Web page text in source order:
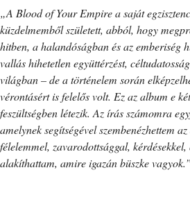
„A Blood of Your Empire a saját
küzdelmemből született, abból, hogy
hitben, a halandóságban és az emberiség
vallás hihetetlen együttérzést,
világban – de a történelem során
vérontásért is felelős volt. Ez az album e
feszültségben létezik. Az írás számomra
amelynek segítségével szembenézhettem
félelemmel, zavarodottsággal,
alakíthattam, amire igazán büszke vagyok.”